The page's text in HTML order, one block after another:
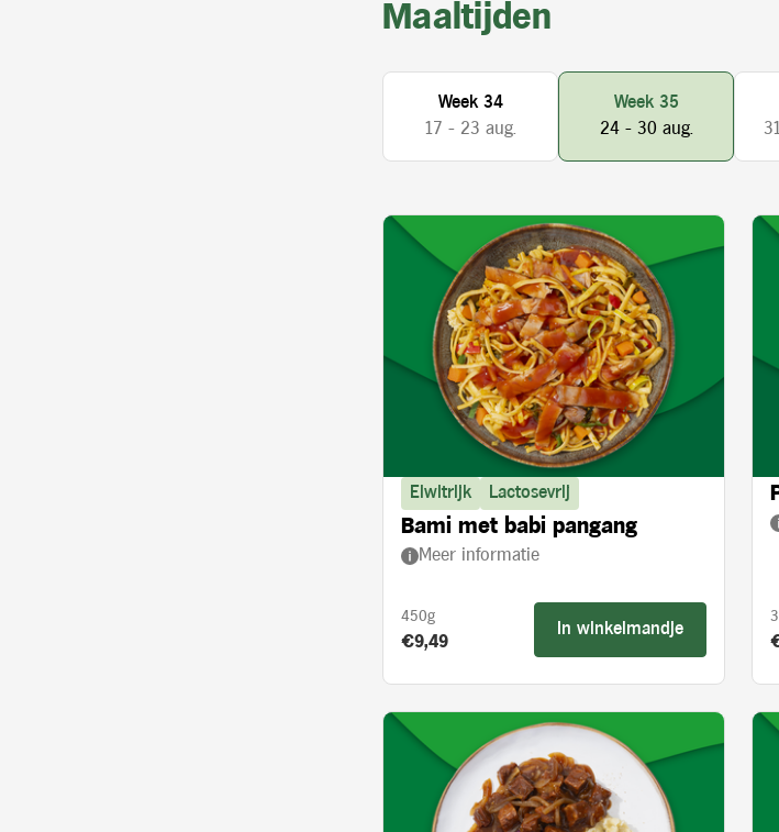
Maaltijden
Week 34
17 - 23 aug.
Week 35
24 - 30 aug.
Eiwitrijk Lactosevrij
Bami met babi pangang
Meer informatie
450g
Product prijs:
€9,49
In winkelmandje